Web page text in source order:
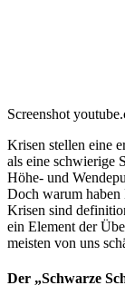
Screenshot
Krisen stellen eine
als eine schwierige
Höhe- und
Doch warum haben
Krisen sind
ein Element der
meisten von uns
Der „Schwarze